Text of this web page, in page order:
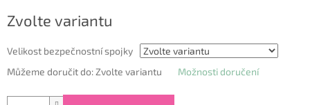
cena:
Zvolte variantu
Velikost bezpečnostní spojky
Můžeme doručit do: Zvolte variantu Možnosti doručení